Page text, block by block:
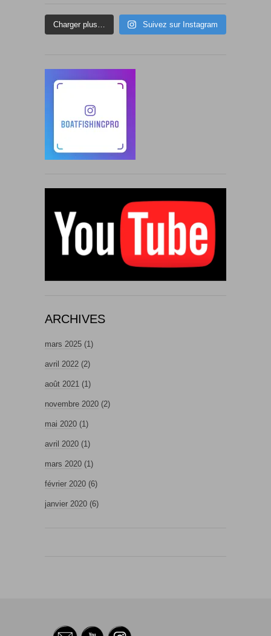
Charger plus… Suivez sur Instagram
ARCHIVES
mars 2025 (1)
avril 2022 (2)
août 2021 (1)
novembre 2020 (2)
mai 2020 (1)
avril 2020 (1)
mars 2020 (1)
février 2020 (6)
janvier 2020 (6)